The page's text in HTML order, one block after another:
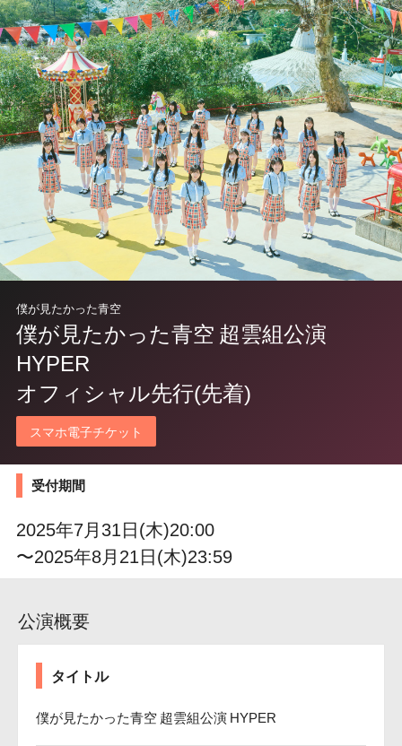
僕が見たかった青空
僕が見たかった青空 超雲組公演
HYPER
オフィシャル先行(先着)
スマホ電子チケット
受付期間
2025年7月31日(木)20:00
〜2025年8月21日(木)23:59
公演概要
タイトル
僕が見たかった青空 超雲組公演 HYPER